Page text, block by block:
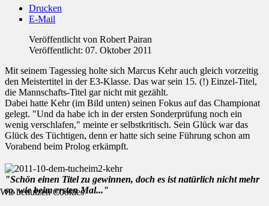
Drucken
E-Mail
Veröffentlicht von Robert Pairan
Veröffentlicht: 07. Oktober 2011
Mit seinem Tagessieg holte sich Marcus Kehr auch gleich vorzeitig
den Meistertitel in der E3-Klasse. Das war sein 15. (!) Einzel-Titel,
die Mannschafts-Titel gar nicht mit gezählt.
Dabei hatte Kehr (im Bild unten) seinen Fokus auf das Championat
gelegt. "Und da habe ich in der ersten Sonderprüfung noch ein
wenig verschlafen," meinte er selbstkritisch. Sein Glück war das
Glück des Tüchtigen, denn er hatte sich seine Führung schon am
Vorabend beim Prolog erkämpft.
"Schön einen Titel zu gewinnen, doch es ist natürlich nicht mehr
so, wie beim ersten Mal..."
Wir benutzen Cookies